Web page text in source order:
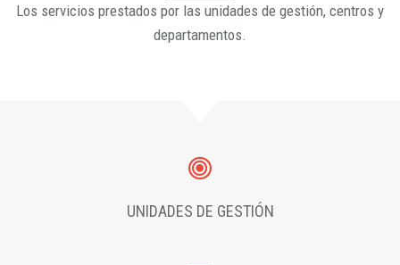
Los servicios prestados por las unidades de gestión, centros y
departamentos.
UNIDADES DE GESTIÓN